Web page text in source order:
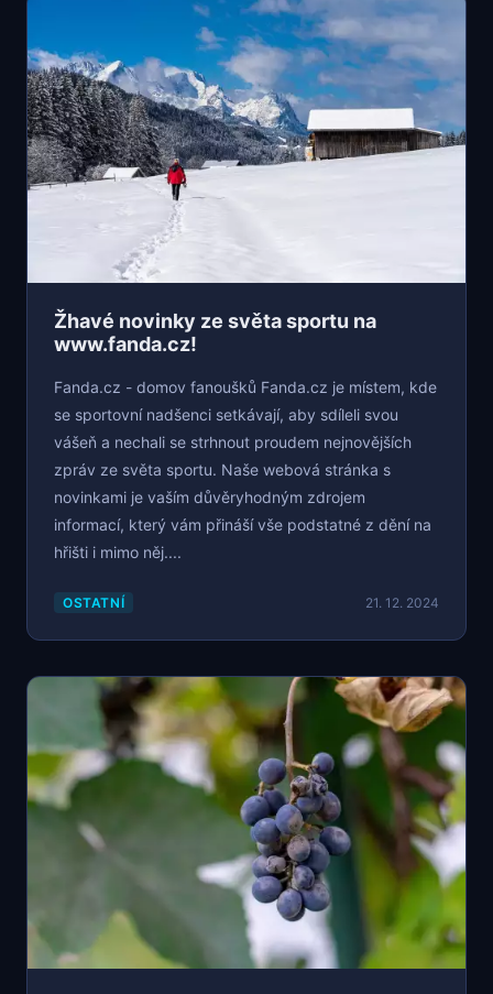
Žhavé novinky ze světa sportu na
www.fanda.cz!
Fanda.cz - domov fanoušků Fanda.cz je místem, kde
se sportovní nadšenci setkávají, aby sdíleli svou
vášeň a nechali se strhnout proudem nejnovějších
zpráv ze světa sportu. Naše webová stránka s
novinkami je vaším důvěryhodným zdrojem
informací, který vám přináší vše podstatné z dění na
hřišti i mimo něj....
OSTATNÍ 21. 12. 2024